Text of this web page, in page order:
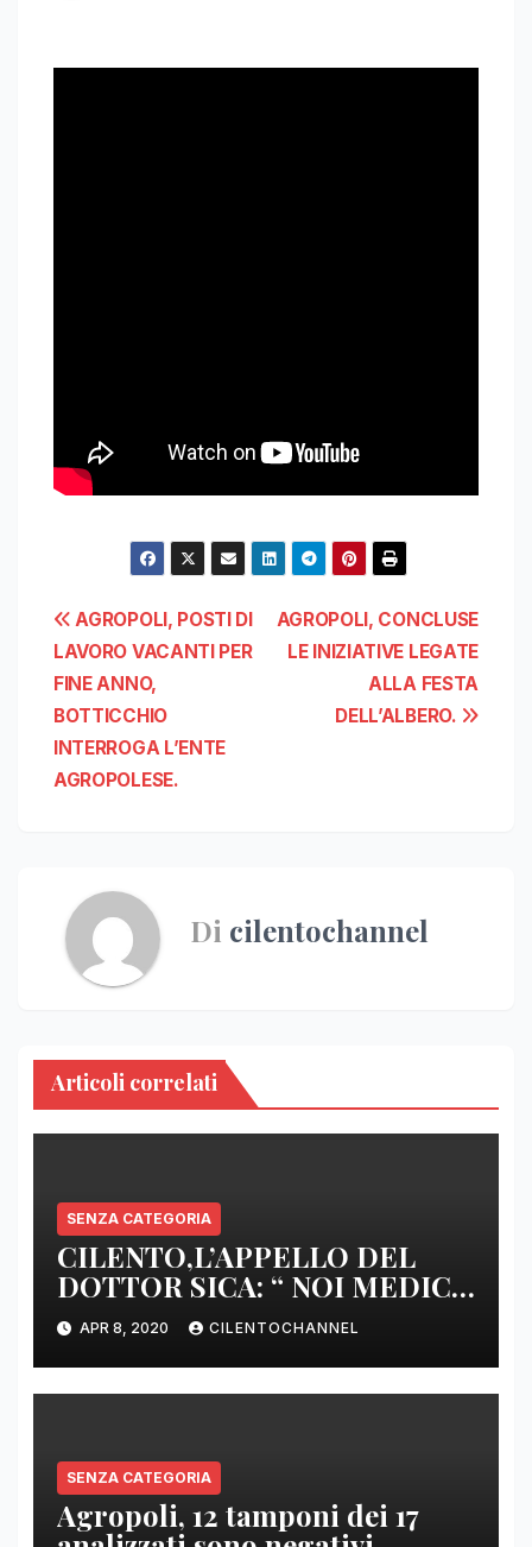
Navigazione
articoli
AGROPOLI, CONCLUSE
LE INIZIATIVE LEGATE
ALLA FESTA
DELL’ALBERO.
AGROPOLI, POSTI DI
LAVORO VACANTI PER
FINE ANNO,
BOTTICCHIO
INTERROGA L’ENTE
AGROPOLESE.
Di cilentochannel
Articoli correlati
SENZA CATEGORIA
CILENTO,L’APPELLO DEL
DOTTOR SICA: “ NOI MEDICI
DI BASE SIAMO SENZA ARMI
E SENZA PRESIDI”
APR 8, 2020 CILENTOCHANNEL
SENZA CATEGORIA
Agropoli, 12 tamponi dei 17